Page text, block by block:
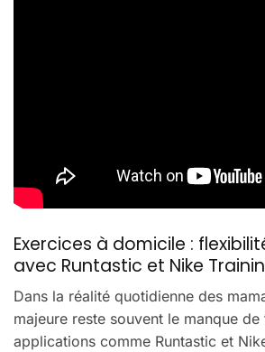
Exercices à domicile :
avec Runtastic et Nike
Dans la réalité quotidienne des
majeure reste souvent le manque de
applications comme Runtastic et